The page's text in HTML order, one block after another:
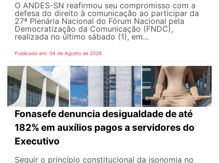
O ANDES-SN reafirmou seu compromisso com a
defesa do direito à comunicação ao participar da
27ª Plenária Nacional do Fórum Nacional pela
Democratização da Comunicação (FNDC),
realizada no último sábado (1), em...
Publicado em: 04 de Agosto de 2026
Fonasefe denuncia desigualdade de até
182% em auxílios pagos a servidores do
Executivo
Seguir o princípio constitucional da isonomia no